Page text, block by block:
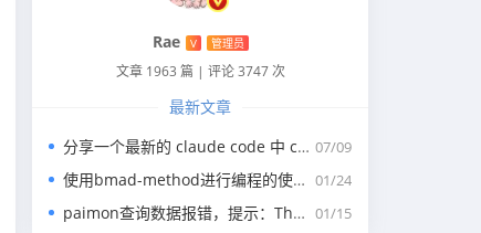
Rae V 管理员
文章 1963 篇 | 评论 3747 次
最新文章
07/09
分享一个最新的 claude code 中 claude.md 写代码的规约文件
01/24
使用bmad-method进行编程的使用指南
01/15
paimon查询数据报错，提示：The specified scan snapshotId 15845 is out of available snapshotId range [17875, 178